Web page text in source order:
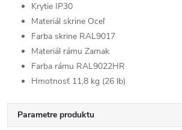
Krytie IP30
Materiál skrine Oceľ
Farba skrine RAL9017
Materiál rámu Zamak
Farba rámu RAL9022HR
Hmotnosť 11,8 kg (26 lb)
Parametre produktu